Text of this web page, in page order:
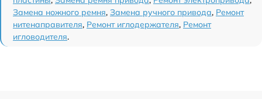
Замена ножного ремня, Замена ручного привода, Ремонт
нитенаправителя, Ремонт иглодержателя, Ремонт
игловодителя.